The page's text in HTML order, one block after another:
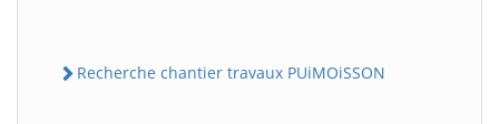
Recherche chantier travaux PUiMOiSSON